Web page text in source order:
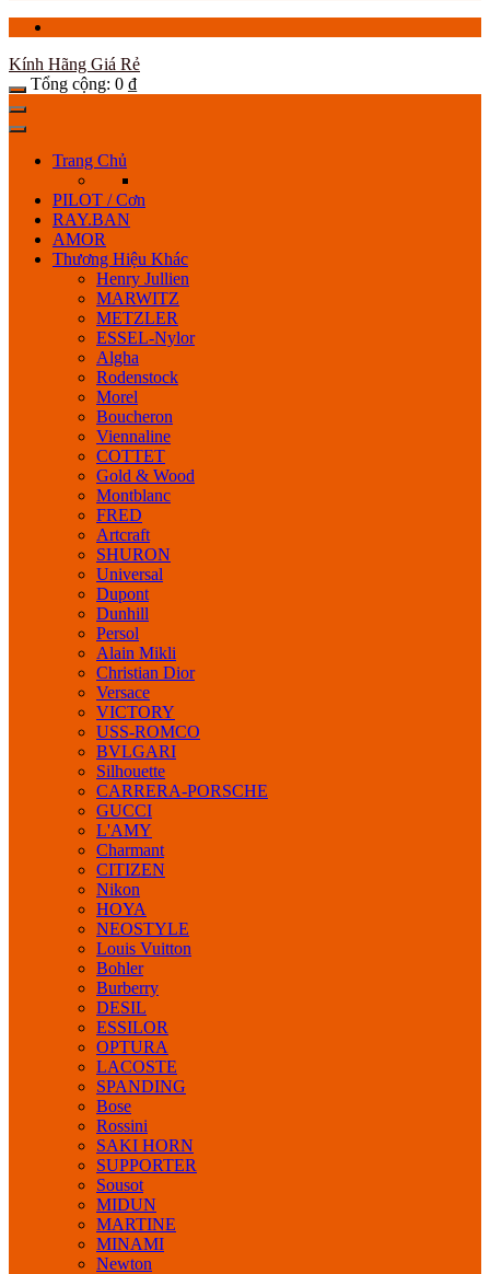
Kính Hãng Giá Rẻ
Tổng cộng: 0 ₫
Trang Chủ
PILOT / Cơn
RAY.BAN
AMOR
Thương Hiệu Khác
Henry Jullien
MARWITZ
METZLER
ESSEL-Nylor
Algha
Rodenstock
Morel
Boucheron
Viennaline
COTTET
Gold & Wood
Montblanc
FRED
Artcraft
SHURON
Universal
Dupont
Dunhill
Persol
Alain Mikli
Christian Dior
Versace
VICTORY
USS-ROMCO
BVLGARI
Silhouette
CARRERA-PORSCHE
GUCCI
L'AMY
Charmant
CITIZEN
Nikon
HOYA
NEOSTYLE
Louis Vuitton
Bohler
Burberry
DESIL
ESSILOR
OPTURA
LACOSTE
SPANDING
Bose
Rossini
SAKI HORN
SUPPORTER
Sousot
MIDUN
MARTINE
MINAMI
Newton